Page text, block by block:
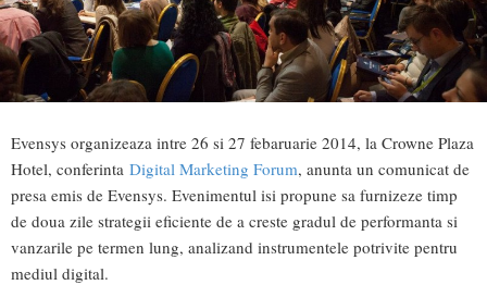
Evensys organizeaza intre 26 si 27 febaruarie 2014, la Crowne Plaza
Hotel, conferinta Digital Marketing Forum, anunta un comunicat de
presa emis de Evensys. Evenimentul isi propune sa furnizeze timp
de doua zile strategii eficiente de a creste gradul de performanta si
vanzarile pe termen lung, analizand instrumentele potrivite pentru
mediul digital.